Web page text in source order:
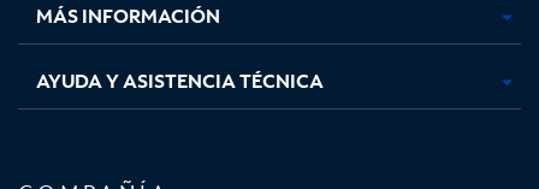
MÁS INFORMACIÓN
AYUDA Y ASISTENCIA TÉCNICA